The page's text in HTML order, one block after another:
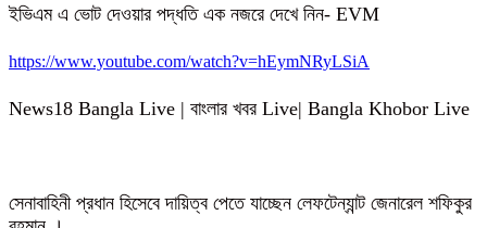
ইভিএম এ ভোট দেওয়ার পদ্ধতি এক নজরে দেখে নিন- EVM
https://www.youtube.com/watch?v=hEymNRyLSiA
News18 Bangla Live | বাংলার খবর Live| Bangla Khobor Live
সেনাবাহিনী প্রধান হিসেবে দায়িত্ব পেতে যাচ্ছেন লেফটেন্যান্ট জেনারেল শফিকুর